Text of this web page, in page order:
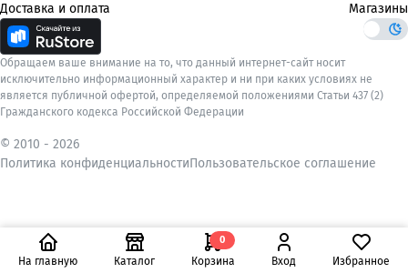
На главную Каталог
0
Корзина Вход Избранное
Доставка и оплата
Магазины
Обращаем ваше внимание на то, что данный интернет-сайт носит
исключительно информационный характер и ни при каких условиях не
является публичной офертой, определяемой положениями Статьи 437 (2)
Гражданского кодекса Российской Федерации
© 2010 - 2026
Политика конфиденциальностиПользовательское соглашение